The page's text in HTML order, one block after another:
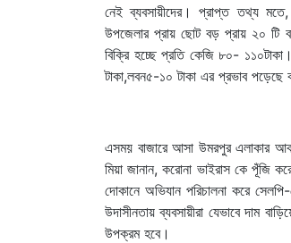
নেই ব্যবসায়ীদের। প্রাপ্ত তথ্য মতে,
উপজেলার প্রায় ছোট বড় প্রায় ২০ টি
বিক্রি হচ্ছে প্রতি কেজি ৮০-
টাকা,লবন৫-১০ টাকা এর প্রভাব পড়েছে
এসময় বাজারে আসা উমরপুর এলাকার
মিয়া জানান, করোনা ভাইরাস কে পূঁজি
দোকানে অভিযান পরিচালনা করে
উদাসীনতায় ব্যবসায়ীরা যেভাবে দাম
উপক্রম হবে।